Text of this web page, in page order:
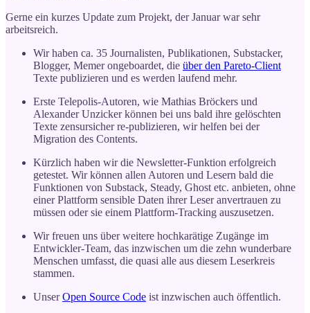
Gerne ein kurzes Update zum Projekt, der Januar war sehr
arbeitsreich.
Wir haben ca. 35 Journalisten, Publikationen, Substacker,
Blogger, Memer ongeboardet, die über den Pareto-Client
Texte publizieren und es werden laufend mehr.
Erste Telepolis-Autoren, wie Mathias Bröckers und
Alexander Unzicker können bei uns bald ihre gelöschten
Texte zensursicher re-publizieren, wir helfen bei der
Migration des Contents.
Kürzlich haben wir die Newsletter-Funktion erfolgreich
getestet. Wir können allen Autoren und Lesern bald die
Funktionen von Substack, Steady, Ghost etc. anbieten, ohne
einer Plattform sensible Daten ihrer Leser anvertrauen zu
müssen oder sie einem Plattform-Tracking auszusetzen.
Wir freuen uns über weitere hochkarätige Zugänge im
Entwickler-Team, das inzwischen um die zehn wunderbare
Menschen umfasst, die quasi alle aus diesem Leserkreis
stammen.
UnserOpen Source Code ist inzwischen auch öffentlich.